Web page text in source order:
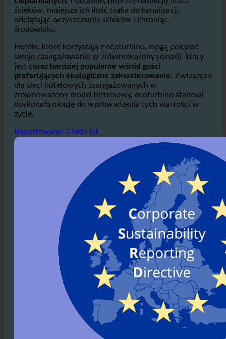
PrzezZmniejszając zużycie ciepłej wody, zużywa się
mniej energii,któryzmniejsza emisję gazów
cieplarnianych.Podobnie, poprzez redukcję ilości
ścieków, mniejsza ich ilość trafia do kanalizacji,
odciążając oczyszczalnie ścieków i chroniąc
środowisko.
Hotele, które korzystają z ecoturbino, mogą pokazać
swoje zaangażowanie w zrównoważony rozwój, który
jestcoraz bardziej popularne wśród gości
preferujących ekologiczne zakwaterowanie.Zwłaszcza
dla sieci hotelowych zaangażowanych w
zrównoważony model biznesowy, ecoturbino stanowi
doskonałą okazję do wprowadzenia tych wartości w
życie.